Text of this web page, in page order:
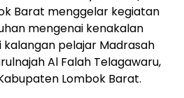
Barat menggelar kegiatan
mengenai kenakalan
kalangan pelajar Madrasah
Al Falah Telagawaru,
Lombok Barat.